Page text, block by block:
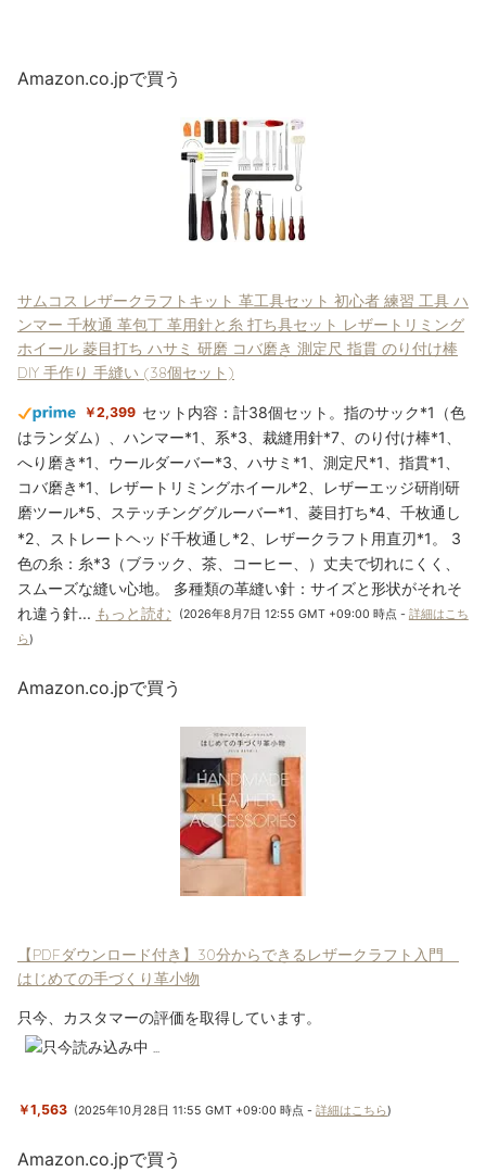
Amazon.co.jpで買う
サムコス レザークラフトキット 革工具セット 初心者 練習 工具 ハ
ンマー 千枚通 革包丁 革用針と糸 打ち具セット レザートリミング
ホイール 菱目打ち ハサミ 研磨 コバ磨き 測定尺 指貫 のり付け棒
DIY 手作り 手縫い (38個セット)
￥2,399 セット内容：計38個セット。指のサック*1（色
はランダム）、ハンマー*1、系*3、裁縫用針*7、のり付け棒*1、
へり磨き*1、ウールダーバー*3、ハサミ*1、測定尺*1、指貫*1、
コバ磨き*1、レザートリミングホイール*2、レザーエッジ研削研
磨ツール*5、ステッチンググルーバー*1、菱目打ち*4、千枚通し
*2、ストレートヘッド千枚通し*2、レザークラフト用直刃*1。 3
色の糸：糸*3（ブラック、茶、コーヒー、）丈夫で切れにくく、
スムーズな縫い心地。 多種類の革縫い針：サイズと形状がそれそ
れ違う針... もっと読む (2026年8月7日 12:55 GMT +09:00 時点 - 詳細はこち
ら)
Amazon.co.jpで買う
【PDFダウンロード付き】30分からできるレザークラフト入門
はじめての手づくり革小物
只今、カスタマーの評価を取得しています。
￥1,563 (2025年10月28日 11:55 GMT +09:00 時点 -詳細はこちら)
Amazon.co.jpで買う